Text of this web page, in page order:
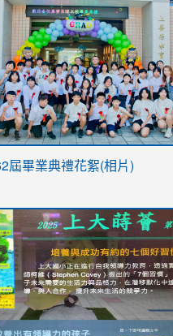
屆畢業典禮花絮(相片)
file/d/1I-
stes.tyc.edu.tw/